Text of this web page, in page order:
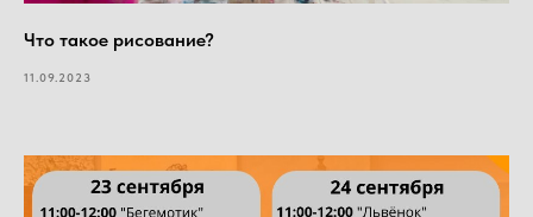
Что такое рисование?
11.09.2023